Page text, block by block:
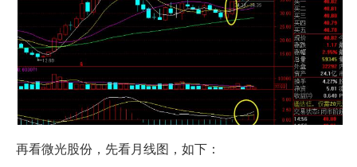
再看微光股份，先看月线图，如下：